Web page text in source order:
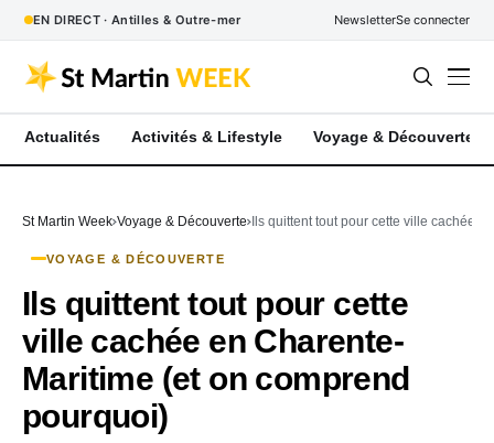
EN DIRECT · Antilles & Outre-mer NewsletterSe connecter
Actualités Activités & Lifestyle Voyage & Découverte
St Martin Week Voyage & Découverte Ils quittent tout pour cette ville cachée
VOYAGE & DÉCOUVERTE
Ils quittent tout pour cette
ville cachée en Charente-
Maritime (et on comprend
pourquoi)